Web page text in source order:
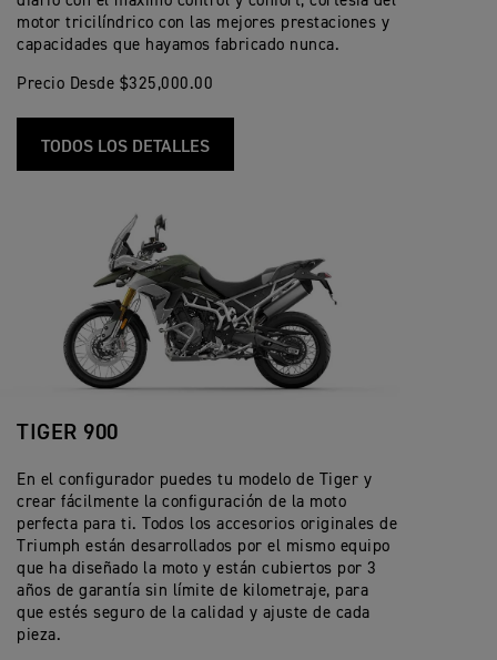
motor tricilíndrico con las mejores prestaciones y
capacidades que hayamos fabricado nunca.
Precio Desde $325,000.00
TODOS LOS DETALLES
TIGER 900
En el configurador puedes tu modelo de Tiger y
crear fácilmente la configuración de la moto
perfecta para ti. Todos los accesorios originales de
Triumph están desarrollados por el mismo equipo
que ha diseñado la moto y están cubiertos por 3
años de garantía sin límite de kilometraje, para
que estés seguro de la calidad y ajuste de cada
pieza.